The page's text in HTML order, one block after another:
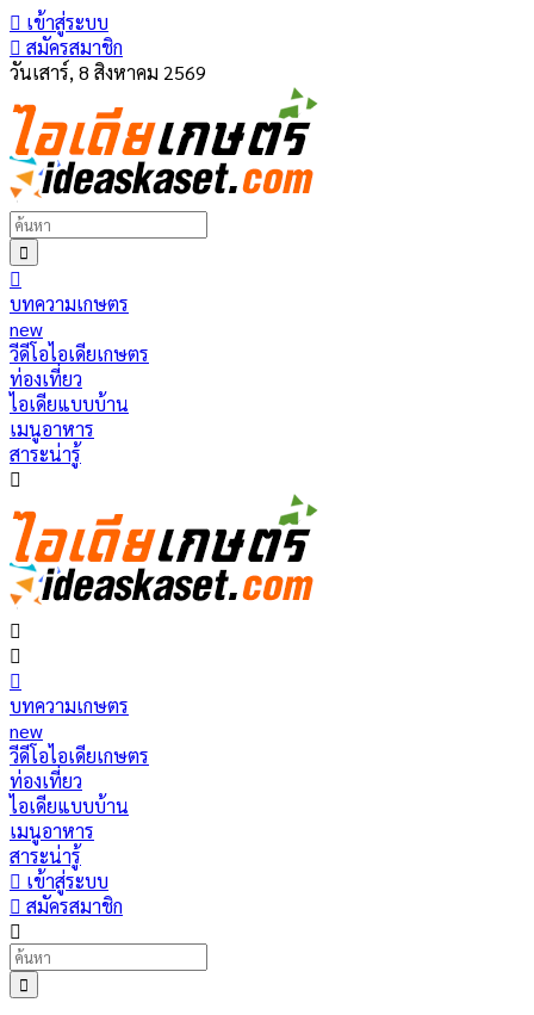
เข้าสู่ระบบ
สมัครสมาชิก
วันเสาร์, 8 สิงหาคม 2569
บทความเกษตร
new
วีดีโอไอเดียเกษตร
ท่องเที่ยว
ไอเดียแบบบ้าน
เมนูอาหาร
สาระน่ารู้
บทความเกษตร
new
วีดีโอไอเดียเกษตร
ท่องเที่ยว
ไอเดียแบบบ้าน
เมนูอาหาร
สาระน่ารู้
เข้าสู่ระบบ
สมัครสมาชิก